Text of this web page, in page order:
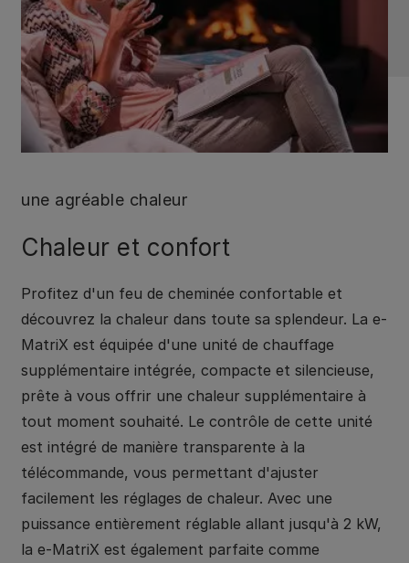
une agréable chaleur
Chaleur et confort
Profitez d'un feu de cheminée confortable et
découvrez la chaleur dans toute sa splendeur. La e-
MatriX est équipée d'une unité de chauffage
supplémentaire intégrée, compacte et silencieuse,
prête à vous offrir une chaleur supplémentaire à
tout moment souhaité. Le contrôle de cette unité
est intégré de manière transparente à la
télécommande, vous permettant d'ajuster
facilement les réglages de chaleur. Avec une
puissance entièrement réglable allant jusqu'à 2 kW,
la e-MatriX est également parfaite comme